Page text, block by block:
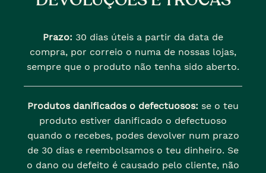
Prazo: 30 dias úteis a partir da data de
compra, por correio o numa de nossas lojas,
sempre que o produto não tenha sido aberto.
Produtos danificados o defectuosos: se o teu
produto estiver danificado o defectuoso
quando o recebes, podes devolver num prazo
de 30 dias e reembolsamos o teu dinheiro. Se
o dano ou defeito é causado pelo cliente, não